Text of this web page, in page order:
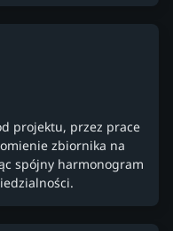
projektu, przez prace
zbiornika na
spójny harmonogram